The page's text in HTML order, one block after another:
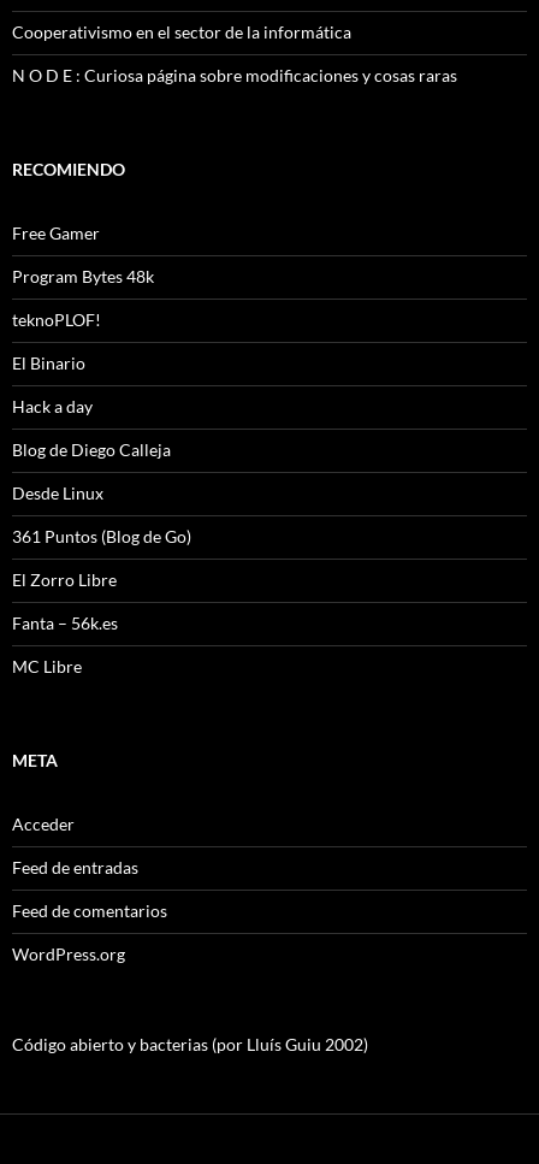
Cooperativismo en el sector de la informática
N O D E : Curiosa página sobre modificaciones y cosas raras
RECOMIENDO
Free Gamer
Program Bytes 48k
teknoPLOF!
El Binario
Hack a day
Blog de Diego Calleja
Desde Linux
361 Puntos (Blog de Go)
El Zorro Libre
Fanta – 56k.es
MC Libre
META
Acceder
Feed de entradas
Feed de comentarios
WordPress.org
Código abierto y bacterias (por Lluís Guiu 2002)